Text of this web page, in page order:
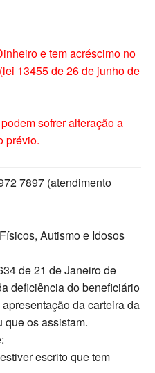
e tem acréscimo no
13455 de 26 de junho de
sofrer alteração a
prévio.
7897 (atendimento
Autismo e Idosos
de 21 de Janeiro de
deficiência do beneficiário
da carteira da
que os assistam.
escrito que tem